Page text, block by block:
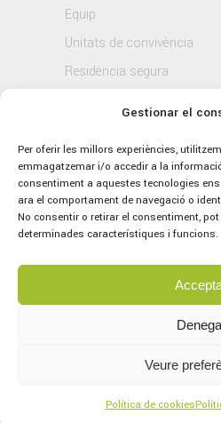
Gestionar el
Per oferir les millors experiències,
emmagatzemar i/o accedir a la
consentiment a aquestes tecnologies
ara el comportament de navegació o
No consentir o retirar el consentiment,
determinades característiques i funcions.
Denega
Veure
Política de cookies
Equip
Unitats de convivència
Residència segura
Política de
Concept by